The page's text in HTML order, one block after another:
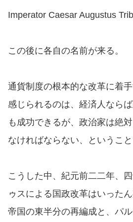
Imperator Caesar Augustus
この後に各自の名前が来る。
通貨制度の根本的な改革に着
感じられるのは、経済人なら
も成功できるが、政治家は絶
なければならない、ということ
こうした中、紀元前二二年、
ゥスによる国政改革はいった
帝国の東半分の再編成と、パ